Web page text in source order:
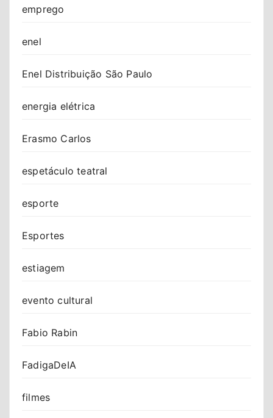
emprego
enel
Enel Distribuição São Paulo
energia elétrica
Erasmo Carlos
espetáculo teatral
esporte
Esportes
estiagem
evento cultural
Fabio Rabin
FadigaDeIA
filmes